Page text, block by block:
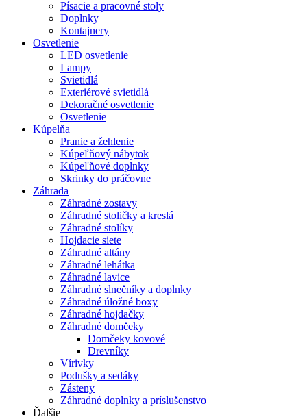
Písacie a pracovné stoly
Doplnky
Kontajnery
Osvetlenie
LED osvetlenie
Lampy
Svietidlá
Exteriérové svietidlá
Dekoračné osvetlenie
Osvetlenie
Kúpelňa
Pranie a žehlenie
Kúpeľňový nábytok
Kúpeľňové doplnky
Skrinky do práčovne
Záhrada
Záhradné zostavy
Záhradné stoličky a kreslá
Záhradné stolíky
Hojdacie siete
Záhradné altány
Záhradné lehátka
Záhradné lavice
Záhradné slnečníky a doplnky
Záhradné úložné boxy
Záhradné hojdačky
Záhradné domčeky
Domčeky kovové
Drevníky
Vírivky
Podušky a sedáky
Zásteny
Záhradné doplnky a príslušenstvo
Ďalšie